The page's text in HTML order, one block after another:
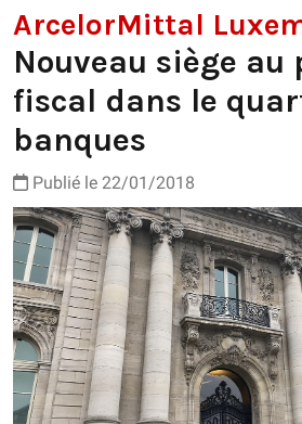
ArcelorMittal
Nouveau siège au
fiscal dans le
banques
Publié le 22/01/2018